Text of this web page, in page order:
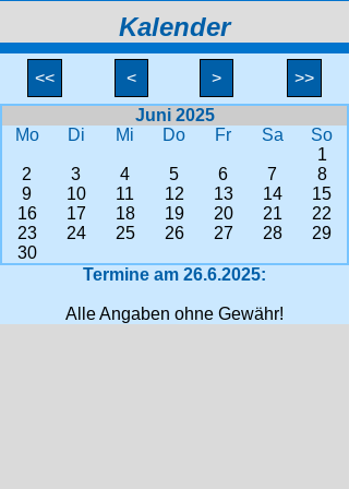
Kalender
<< < >
>>
Juni 2025
Mo
Di Mi Do Fr Sa
So
1
2
3 4 5 6 7
8
9
10 11 12 13 14
15
16
17 18 19 20 21
22
23
24 25 26 27 28
29
30
Termine am 26.6.2025:
Alle Angaben ohne Gewähr!